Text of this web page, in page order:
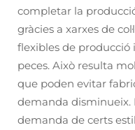
completar la
gràcies a xarxes de
flexibles de producció
peces. Això resulta
que poden evitar
demanda disminueix.
demanda de certs